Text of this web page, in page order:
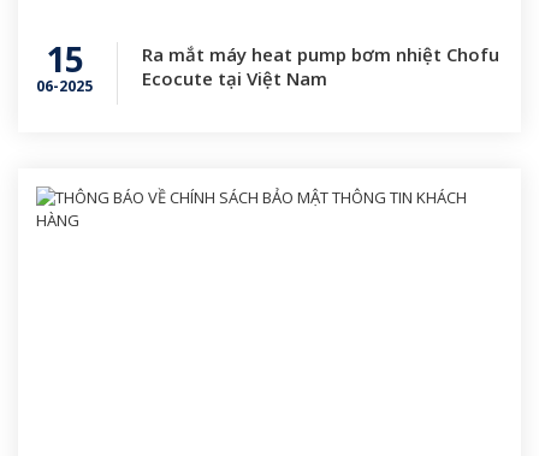
15
06-2025
Ra mắt máy heat pump bơm nhiệt Chofu
Ecocute tại Việt Nam